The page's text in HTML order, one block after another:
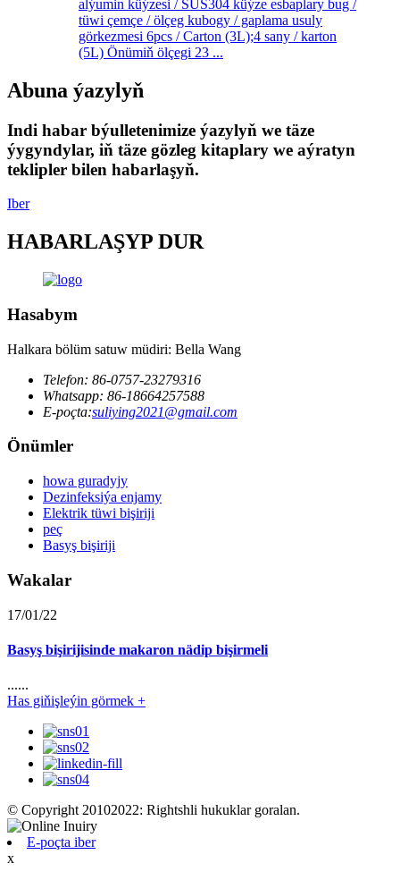
alýumin küýzesi / SUS304 küýze esbaplary bug /
tüwi çemçe / ölçeg kubogy / gaplama usuly
görkezmesi 6pcs / Carton (3L);4 sany / karton
(5L) Önümiň ölçegi 23 ...
Abuna ýazylyň
Indi habar býulletenimize ýazylyň we täze
ýygyndylar, iň täze gözleg kitaplary we aýratyn
teklipler bilen habarlaşyň.
Iber
HABARLAŞYP DUR
Hasabym
Halkara bölüm satuw müdiri: Bella Wang
Telefon: 86-0757-23279316
Whatsapp: 86-18664257588
E-poçta:suliying2021@gmail.com
Önümler
howa guradyjy
Dezinfeksiýa enjamy
Elektrik tüwi bişiriji
peç
Basyş bişiriji
Wakalar
17/01/22
Basyş bişirijisinde makaron nädip bişirmeli
......
Has giňişleýin görmek +
© Copyright 20102022: Rightshli hukuklar goralan.
E-poçta iber
x